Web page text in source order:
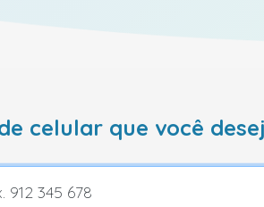
celular que você